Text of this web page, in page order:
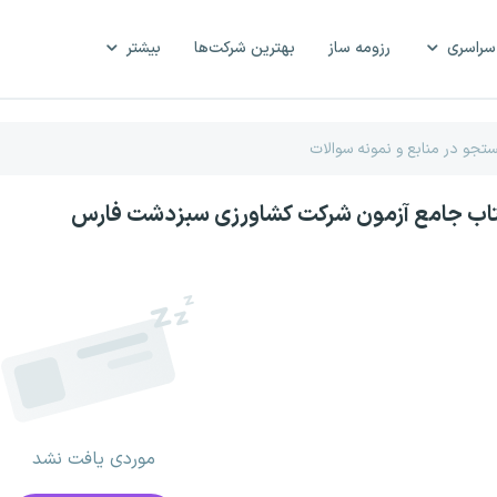
رزومه ساز بهترین شرکت‌ها بیشتر
جامع آزمون شرکت کشاورزی سبزدشت فارس
موردی یافت نشد